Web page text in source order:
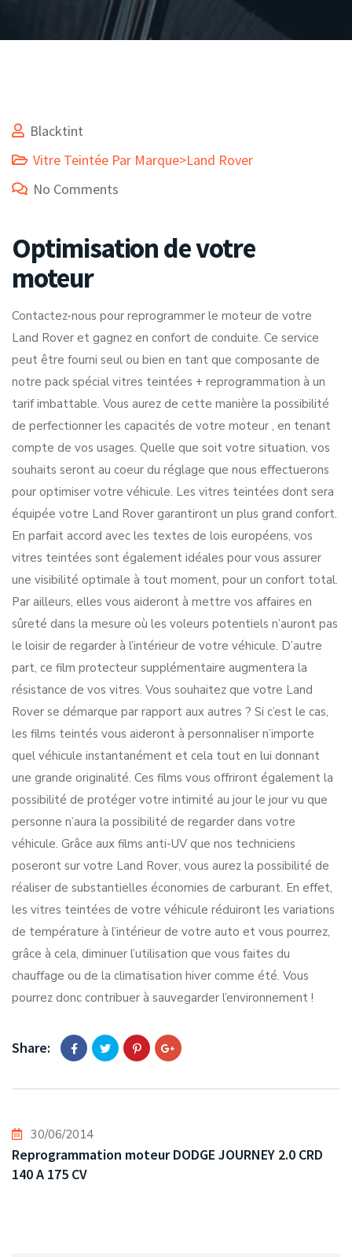
Blacktint
Vitre Teintée Par Marque>Land Rover
No Comments
Optimisation de votre
moteur
Contactez-nous pour reprogrammer le moteur de votre
Land Rover et gagnez en confort de conduite. Ce service
peut être fourni seul ou bien en tant que composante de
notre pack spécial vitres teintées + reprogrammation à un
tarif imbattable. Vous aurez de cette manière la possibilité
de perfectionner les capacités de votre moteur , en tenant
compte de vos usages. Quelle que soit votre situation, vos
souhaits seront au coeur du réglage que nous effectuerons
pour optimiser votre véhicule. Les vitres teintées dont sera
équipée votre Land Rover garantiront un plus grand confort.
En parfait accord avec les textes de lois européens, vos
vitres teintées sont également idéales pour vous assurer
une visibilité optimale à tout moment, pour un confort total.
Par ailleurs, elles vous aideront à mettre vos affaires en
sûreté dans la mesure où les voleurs potentiels n’auront pas
le loisir de regarder à l’intérieur de votre véhicule. D’autre
part, ce film protecteur supplémentaire augmentera la
résistance de vos vitres. Vous souhaitez que votre Land
Rover se démarque par rapport aux autres ? Si c’est le cas,
les films teintés vous aideront à personnaliser n’importe
quel véhicule instantanément et cela tout en lui donnant
une grande originalité. Ces films vous offriront également la
possibilité de protéger votre intimité au jour le jour vu que
personne n’aura la possibilité de regarder dans votre
véhicule. Grâce aux films anti-UV que nos techniciens
poseront sur votre Land Rover, vous aurez la possibilité de
réaliser de substantielles économies de carburant. En effet,
les vitres teintées de votre véhicule réduiront les variations
de température à l’intérieur de votre auto et vous pourrez,
grâce à cela, diminuer l’utilisation que vous faites du
chauffage ou de la climatisation hiver comme été. Vous
pourrez donc contribuer à sauvegarder l’environnement !
Share:
30/06/2014
Reprogrammation moteur DODGE JOURNEY 2.0 CRD
140 A 175 CV